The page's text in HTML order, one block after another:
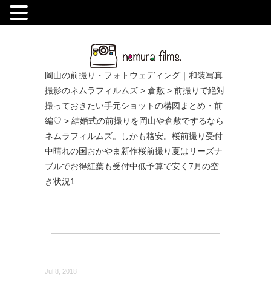
岡山の前撮り・フォトウェディング｜和装写真
撮影のネムラフィルムズ > 倉敷 > 前撮りで絶対
撮っておきたい手元ショットの構図まとめ・前
編♡ > 結婚式の前撮りを岡山や倉敷でするなら
ネムラフィルムズ。しかも格安。桜前撮り受付
中晴れの国おかやま新作桜前撮り夏はリーズナ
ブルでお得紅葉も受付中低予算で安く7月の空
き状況1
Jul 8, 2018